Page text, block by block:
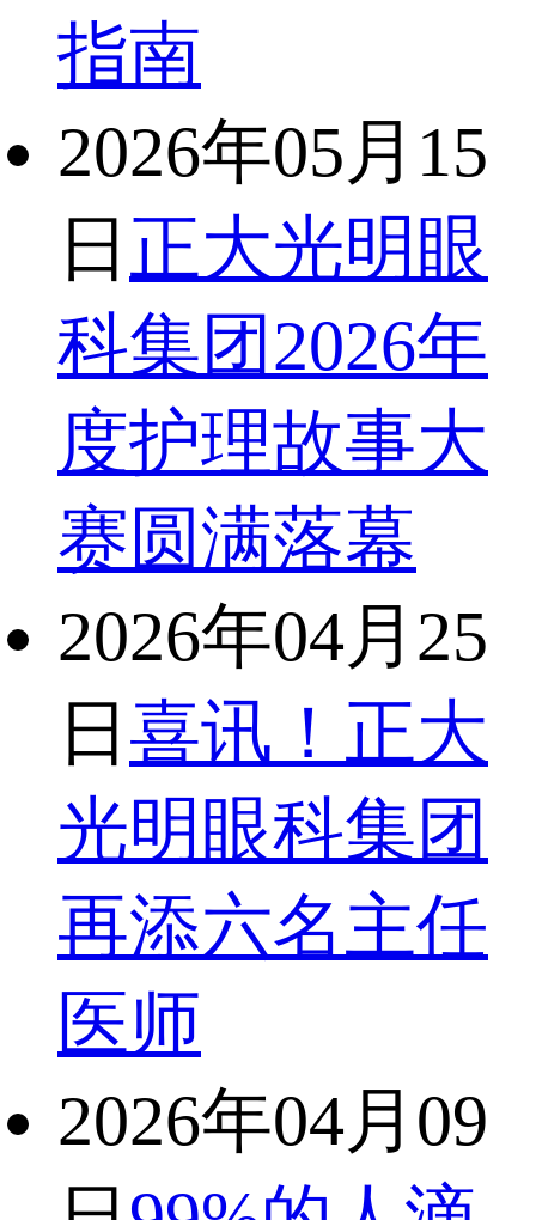
指南
2026年05月15
日 正大光明眼
科集团2026年
度护理故事大
赛圆满落幕
2026年04月25
日 喜讯！正大
光明眼科集团
再添六名主任
医师
2026年04月09